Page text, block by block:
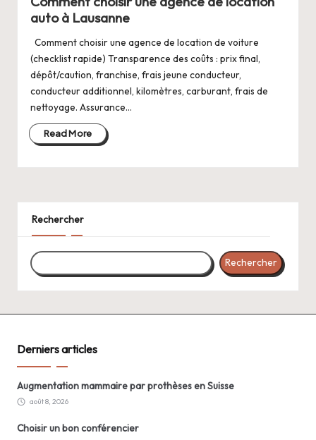
auto à Lausanne
Comment choisir une agence de location de voiture
(checklist rapide) Transparence des coûts : prix final,
dépôt/caution, franchise, frais jeune conducteur,
conducteur additionnel, kilomètres, carburant, frais de
nettoyage. Assurance…
Read More
Rechercher
Rechercher
Derniers articles
Augmentation mammaire par prothèses en Suisse
août 8, 2026
Choisir un bon conférencier